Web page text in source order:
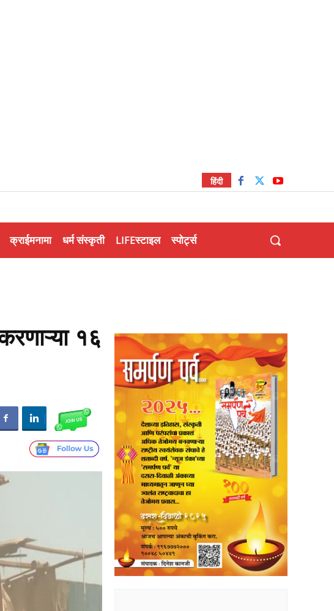
हिंदी
क्राईमनामा धर्म संस्कृती LIFEस्टाइल स्पोर्ट्स
१६